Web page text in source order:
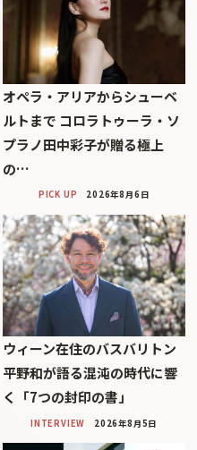
オペラ・アリアからシューベ
ルトまで コロラトゥーラ・ソ
プラノ田中彩子が贈る極上
の…
PICK UP 2026年8月6日
ウィーン在住のバスバリトン
平野和が語る混沌の時代に響
く「7つの封印の書」
INTERVIEW 2026年8月5日